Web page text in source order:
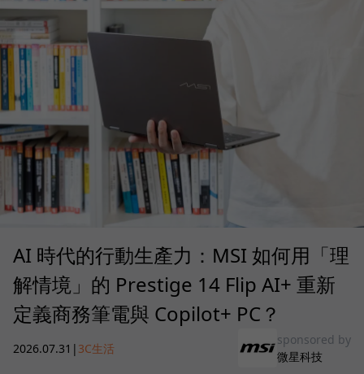
AI 時代的行動生產力：MSI 如何用「理
解情境」的 Prestige 14 Flip AI+ 重新
定義商務筆電與 Copilot+ PC？
2026.07.31 | 3C生活
sponsored by
微星科技